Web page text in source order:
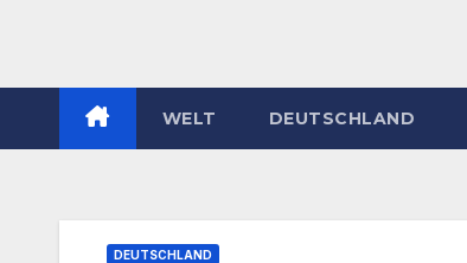
WELT DEUTSCHLAND
DEUTSCHLAND